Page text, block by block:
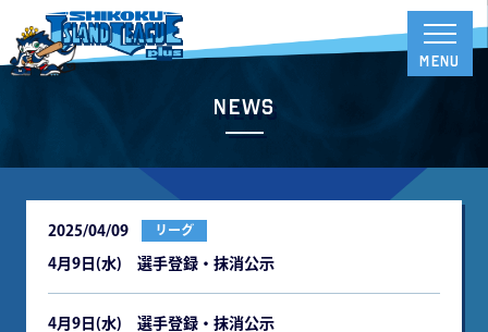
News
2025/04/09 リーグ
4月9日(水) 選手登録・抹消公示
4月9日(水) 選手登録・抹消公示